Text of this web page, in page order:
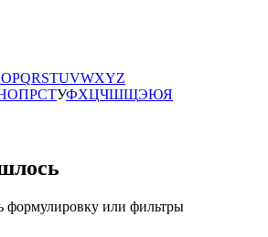
OPQRSTUVWXYZ
ОПРСТУФХЦЧШЩЭЮЯ
формулировку или фильтры